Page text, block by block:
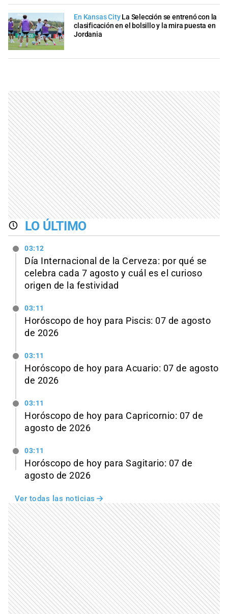
En Kansas City La Selección se entrenó con la
clasificación en el bolsillo y la mira puesta en
Jordania
LO ÚLTIMO
03:12
Día Internacional de la Cerveza: por qué se
celebra cada 7 agosto y cuál es el curioso
origen de la festividad
03:11
Horóscopo de hoy para Piscis: 07 de agosto
de 2026
03:11
Horóscopo de hoy para Acuario: 07 de agosto
de 2026
03:11
Horóscopo de hoy para Capricornio: 07 de
agosto de 2026
03:11
Horóscopo de hoy para Sagitario: 07 de
agosto de 2026
Ver todas las noticias